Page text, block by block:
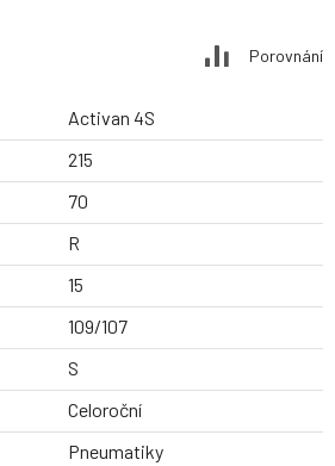
Porovnání
Activan 4S
215
70
R
15
109/107
S
Celoroční
Pneumatiky